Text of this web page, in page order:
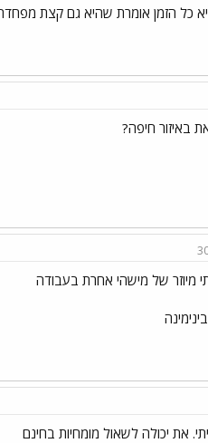
כל הזמן אומרת שהיא גם קצת
באיזור חיפה?
מיוזר של מישהי אחרת בעבודה
את יכולה לשאול מומחיות בחינם